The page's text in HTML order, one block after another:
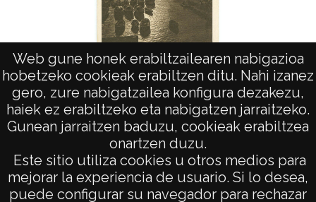
Web gune honek erabiltzailearen nabigazioa
hobetzeko cookieak erabiltzen ditu. Nahi izanez
gero, zure nabigatzailea konfigura dezakezu,
haiek ez erabiltzeko eta nabigatzen jarraitzeko.
Gunean jarraitzen baduzu, cookieak erabiltzea
onartzen duzu.
Este sitio utiliza cookies u otros medios para
mejorar la experiencia de usuario. Si lo desea,
puede configurar su navegador para rechazar
San Sebastian.
AVISO LEGAL
POLÍTICA DE PRIVACIDAD
ACCESIBILIDAD